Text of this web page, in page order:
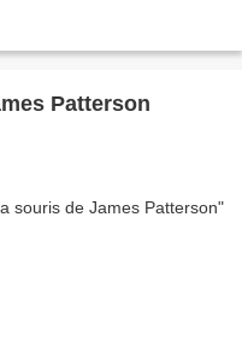
Patterson